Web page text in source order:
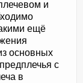
и
ещё
основных
с
в